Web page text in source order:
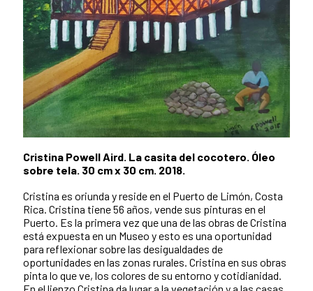
Cristina Powell Aird. La casita del cocotero. Óleo
sobre tela. 30 cm x 30 cm. 2018.
Cristina es oriunda y reside en el Puerto de Limón, Costa
Rica. Cristina tiene 56 años, vende sus pinturas en el
Puerto. Es la primera vez que una de las obras de Cristina
está expuesta en un Museo y esto es una oportunidad
para reflexionar sobre las desigualdades de
oportunidades en las zonas rurales. Cristina en sus obras
pinta lo que ve, los colores de su entorno y cotidianidad.